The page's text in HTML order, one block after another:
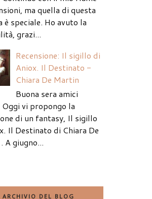
ma quella di questa
è speciale. Ho avuto la
grazi...
Recensione: Il sigillo di
Aniox. Il Destinato -
Chiara De Martin
Buona sera amici
vi propongo la
di un fantasy, Il sigillo
Il Destinato di Chiara De
A giugno...
ARCHIVIO DEL BLOG